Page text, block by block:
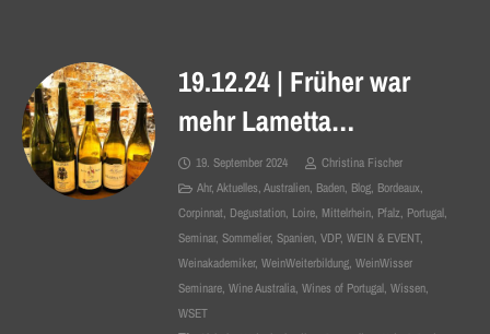
19.12.24 | Früher war
mehr Lametta…
19. September 2024
Christina Fischer
Ahr,Aktuelles,Australien, Baden, Blog, Bordeaux,
Corpinnat, Degustation, Loire, Mittelrhein, Pfalz, Portugal,
Seminar, Sommelier, Spanien, VDP, WEIN & EVENT,
Weinakademiker, WeinWeiterbildung, WeinWisser
Seminare, Wine Australia, Wines of Portugal, Wissen,
WSET